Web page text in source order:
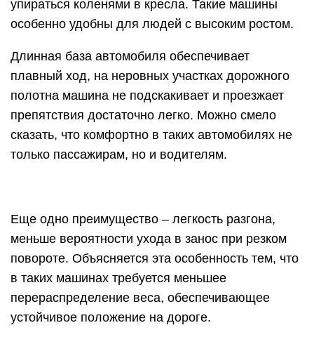
упираться коленями в кресла. Такие машины
особенно удобны для людей с высоким ростом.
Длинная база автомобиля обеспечивает
плавный ход, на неровных участках дорожного
полотна машина не подскакивает и проезжает
препятствия достаточно легко. Можно смело
сказать, что комфортно в таких автомобилях не
только пассажирам, но и водителям.
Еще одно преимущество – легкость разгона,
меньше вероятности ухода в занос при резком
повороте. Объясняется эта особенность тем, что
в таких машинах требуется меньшее
перераспределение веса, обеспечивающее
устойчивое положение на дороге.